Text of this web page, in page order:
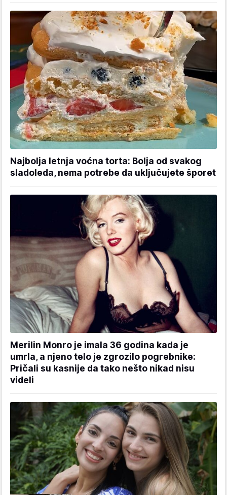
Najbolja letnja voćna torta: Bolja od svakog
sladoleda, nema potrebe da uključujete šporet
Merilin Monro je imala 36 godina kada je
umrla, a njeno telo je zgrozilo pogrebnike:
Pričali su kasnije da tako nešto nikad nisu
videli